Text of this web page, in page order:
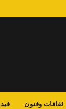
ثقافات وفنون